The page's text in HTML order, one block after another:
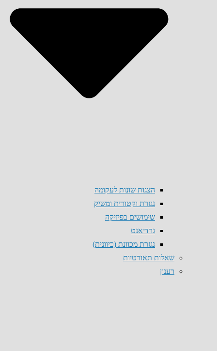
הצגות שונות לעקומה
נגזרת וקטורית ומשיק
שימושים בפיזיקה
גרדיאנט
נגזרת מכוונת (כיוונית)
שאלות תאורטיות
רענון